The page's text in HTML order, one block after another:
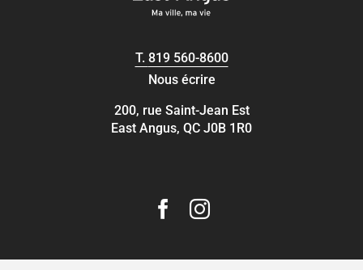
T. 819 560-8600
Nous écrire
200, rue Saint-Jean Est
East Angus, QC J0B 1R0